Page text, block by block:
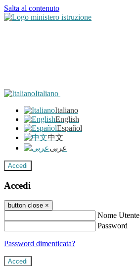
Salta al contenuto
Italiano
Italiano
English
Español
中文
عربى
Accedi
Accedi
button close ×
Nome Utente
Password
Password dimenticata?